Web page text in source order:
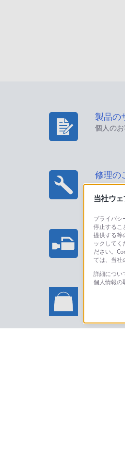
製品の
個人の
修理の
プロフ
法人の
ソニ
ソニー
当社ウ
プライバシ
停止するこ
提供する等
ックして
ださい。
ては、当社
詳細につい
個人情報の